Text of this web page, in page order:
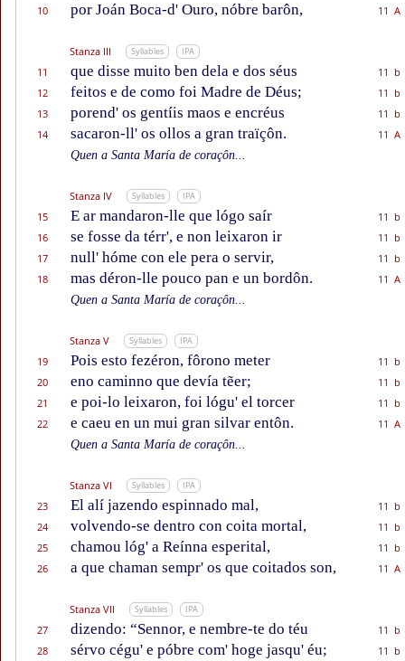
10
por Joán Boca-d' Ouro, nóbre barôn, 11 A
Stanza III Syllables IPA
11 que disse muito ben dela e dos séus
11 b
12
feitos e de como foi Madre de Déus;
11 b
13
porend' os gentíis maos e encréus
11 b
14
sacaron-ll' os ollos a gran traïçôn.
11 A
Quen a Santa María de coraçôn...
Stanza IV Syllables IPA
15 E ar mandaron-lle que lógo saír
11 b
16
se fosse da térr', e non leixaron ir
11 b
17
null' hóme con ele pera o servir,
11 b
18
mas déron-lle pouco pan e un bordôn.
11 A
Quen a Santa María de coraçôn...
Stanza V Syllables IPA
19 Pois esto fezéron, fôrono meter
11 b
20
eno caminno que devía tẽer;
11 b
21
e poi-lo leixaron, foi lógu' el torcer
11 b
22
e caeu en un mui gran silvar entôn.
11 A
Quen a Santa María de coraçôn...
Stanza VI Syllables IPA
23 El alí jazendo espinnado mal,
11 b
24
volvendo-se dentro con coita mortal,
11 b
25
chamou lóg' a Reínna esperital,
11 b
26
a que chaman sempr' os que coitados son, 11 A
Stanza VII Syllables IPA
27 dizendo: “Sennor, e nembre-te do téu
11 b
28
sérvo cégu' e póbre com' hoge jasqu' éu;
11 b